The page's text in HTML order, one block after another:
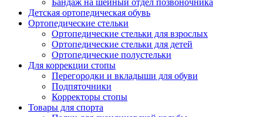
Детская ортопедическая обувь
Ортопедические стельки
Ортопедические стельки для взрослых
Ортопедические стельки для детей
Ортопедические полустельки
Для коррекции стопы
Перегородки и вкладыши для обуви
Подпяточники
Корректоры стопы
Товары для спорта